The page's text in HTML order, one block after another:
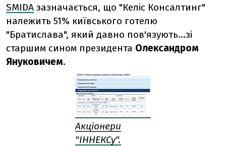
SMIDA зазначається, що "Келiс Консалтинг"
належить 51% київського готелю
"Братислава", який давно пов'язують...зі
старшим сином президента Олександром
Януковичем.
Акціонери
"ІННЕКСу".